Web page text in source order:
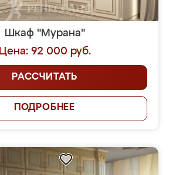
Шкаф "Мурана"
Цена: 92 000 руб.
РАССЧИТАТЬ
ПОДРОБНЕЕ